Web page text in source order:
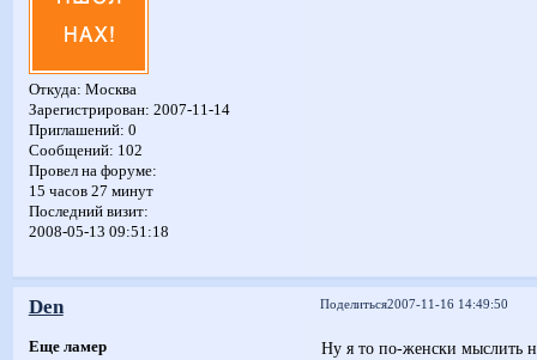
Откуда: Москва
Зарегистрирован: 2007-11-14
Приглашений: 0
Сообщений: 102
Провел на форуме:
15 часов 27 минут
Последний визит:
2008-05-13 09:51:18
Поделиться2007-11-16 14:49:50
Den
Еще ламер
Ну я то по-женски мыслить